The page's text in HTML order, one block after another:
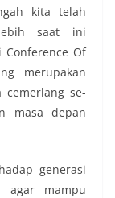
kita telah
saat ini
Conference Of
merupakan
se-
masa depan
generasi
agar mampu